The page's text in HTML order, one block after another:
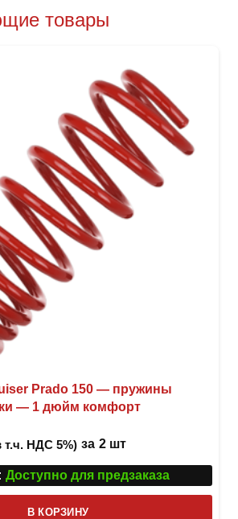
товары
Prado 150 — пружины
— 1 дюйм комфорт
т.ч. НДС 5%) за 2 шт
Доступно для предзаказа
В КОРЗИНУ